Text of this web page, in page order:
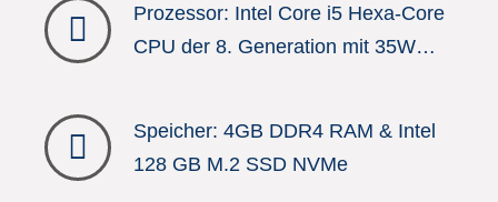
Prozessor: Intel Core i5 Hexa-Core
CPU der 8. Generation mit 35W
Speicher: 4GB DDR4 RAM & Intel
128 GB M.2 SSD NVMe